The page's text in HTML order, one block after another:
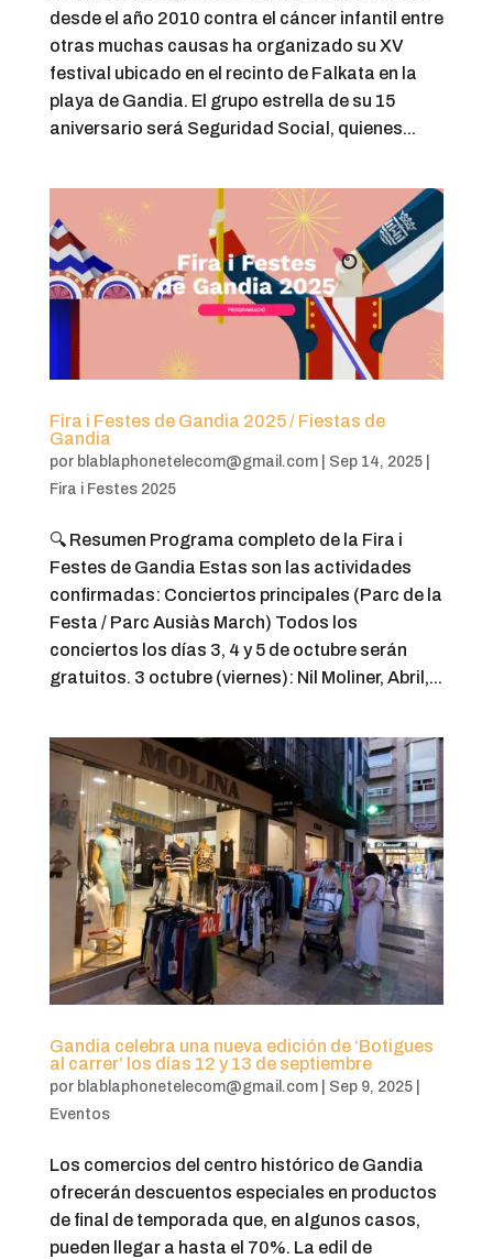
desde el año 2010 contra el cáncer infantil entre
otras muchas causas ha organizado su XV
festival ubicado en el recinto de Falkata en la
playa de Gandia. El grupo estrella de su 15
aniversario será Seguridad Social, quienes...
Fira i Festes de Gandia 2025 / Fiestas de
Gandia
por blablaphonetelecom@gmail.com| Sep 14, 2025|
Fira i Festes 2025
🔍 Resumen Programa completo de la Fira i
Festes de Gandia Estas son las actividades
confirmadas: Conciertos principales (Parc de la
Festa / Parc Ausiàs March) Todos los
conciertos los días 3, 4 y 5 de octubre serán
gratuitos. 3 octubre (viernes): Nil Moliner, Abril,...
Gandia celebra una nueva edición de ‘Botigues
al carrer’ los días 12 y 13 de septiembre
por blablaphonetelecom@gmail.com| Sep 9, 2025|
Eventos
Los comercios del centro histórico de Gandia
ofrecerán descuentos especiales en productos
de final de temporada que, en algunos casos,
pueden llegar a hasta el 70%. La edil de